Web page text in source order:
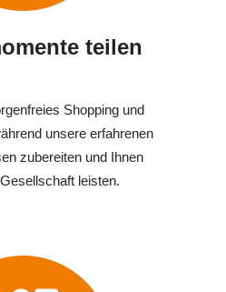
teilen
Shopping und
unsere erfahrenen
zubereiten und Ihnen
leisten.